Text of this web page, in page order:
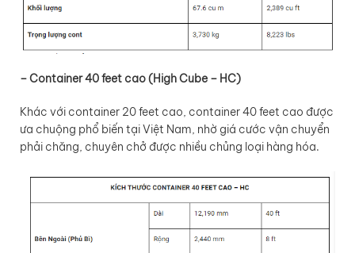
– Container 40 feet cao (High Cube – HC)
Khác với container 20 feet cao, container 40 feet cao được
ưa chuộng phổ biến tại Việt Nam, nhờ giá cước vận chuyển
phải chăng, chuyên chở được nhiều chủng loại hàng hóa.